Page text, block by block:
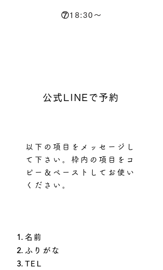
⑦18:30～
公式LINEで予約
以下の項目をメッセージし
て下さい。枠内の項目をコ
ピー＆ペーストしてお使い
ください。
名前
ふりがな
TEL